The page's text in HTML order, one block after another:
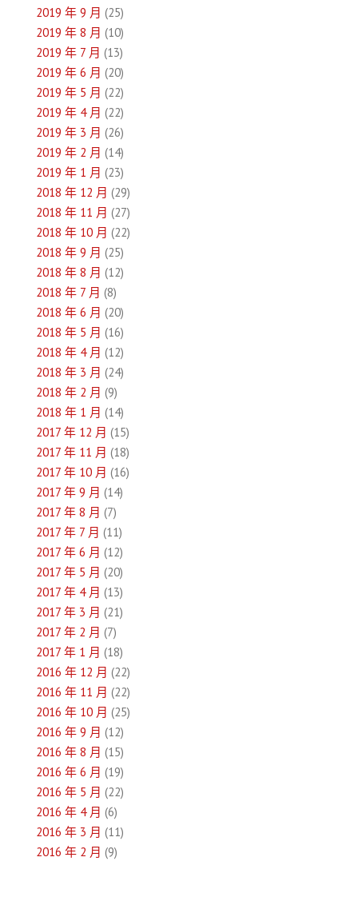
2019 年 9 月 (25)
2019 年 8 月 (10)
2019 年 7 月 (13)
2019 年 6 月 (20)
2019 年 5 月 (22)
2019 年 4 月 (22)
2019 年 3 月 (26)
2019 年 2 月 (14)
2019 年 1 月 (23)
2018 年 12 月 (29)
2018 年 11 月 (27)
2018 年 10 月 (22)
2018 年 9 月 (25)
2018 年 8 月 (12)
2018 年 7 月 (8)
2018 年 6 月 (20)
2018 年 5 月 (16)
2018 年 4 月 (12)
2018 年 3 月 (24)
2018 年 2 月 (9)
2018 年 1 月 (14)
2017 年 12 月 (15)
2017 年 11 月 (18)
2017 年 10 月 (16)
2017 年 9 月 (14)
2017 年 8 月 (7)
2017 年 7 月 (11)
2017 年 6 月 (12)
2017 年 5 月 (20)
2017 年 4 月 (13)
2017 年 3 月 (21)
2017 年 2 月 (7)
2017 年 1 月 (18)
2016 年 12 月 (22)
2016 年 11 月 (22)
2016 年 10 月 (25)
2016 年 9 月 (12)
2016 年 8 月 (15)
2016 年 6 月 (19)
2016 年 5 月 (22)
2016 年 4 月 (6)
2016 年 3 月 (11)
2016 年 2 月 (9)